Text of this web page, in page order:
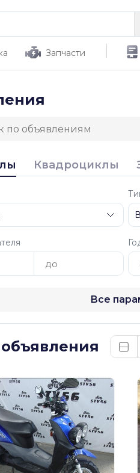
Запчасти
Квадроциклы
Все